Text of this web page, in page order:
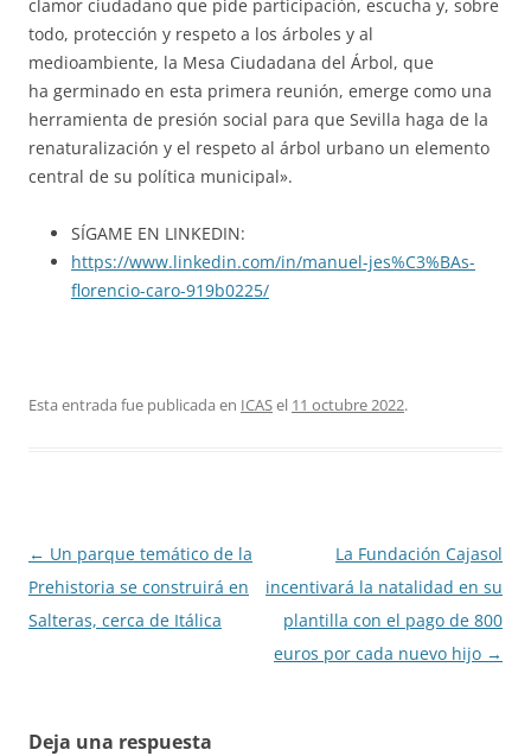
clamor ciudadano que pide participación, escucha y, sobre
todo, protección y respeto a los árboles y al
medioambiente, la Mesa Ciudadana del Árbol, que
ha germinado en esta primera reunión, emerge como una
herramienta de presión social para que Sevilla haga de la
renaturalización y el respeto al árbol urbano un elemento
central de su política municipal».
SÍGAME EN LINKEDIN:
https://www.linkedin.com/in/manuel-jes%C3%BAs-
florencio-caro-919b0225/
Esta entrada fue publicada en ICASel 11 octubre 2022.
Navegación
de
entradas
← Un parque temático de la
Prehistoria se construirá en
Salteras, cerca de Itálica
La Fundación Cajasol
incentivará la natalidad en su
plantilla con el pago de 800
euros por cada nuevo hijo →
Deja una respuesta